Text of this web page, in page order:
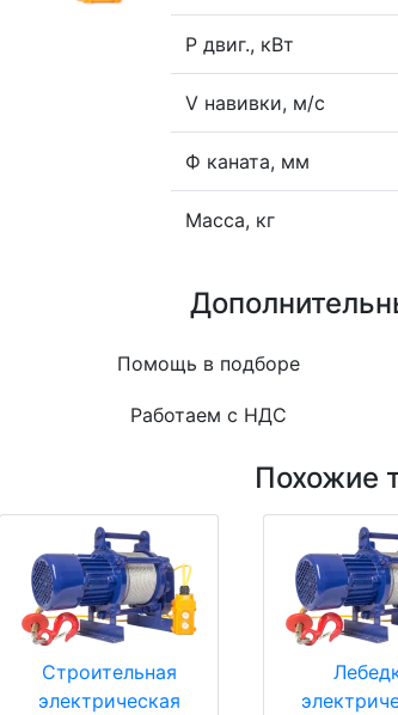
P двиг., кВт
V навивки, м/с
Ф каната, мм
Масса, кг
Помощь в подборе
Работаем с НДС
Похожие
Строительная
электрическая